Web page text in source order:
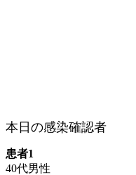
本日の感染確認者
患者1
40代男性